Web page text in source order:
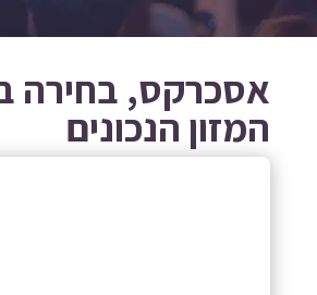
אסכרקס, בחירה
המזון הנכונים